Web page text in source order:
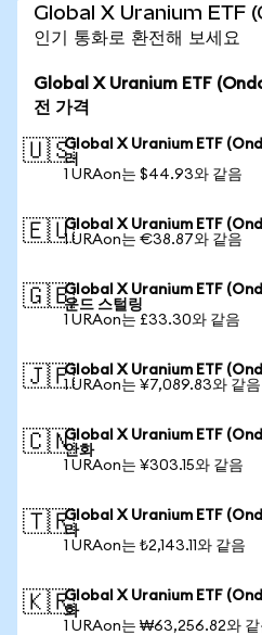
Global X Uranium ETF
인기 통화로 환전해 보세요
Global X Uranium ETF
전 가격
🇺🇸Global X Uranium ETF
러
1 URAon는 $44.93와 같음
🇪🇺Global X Uranium ETF
1 URAon는 €38.87와 같음
🇬🇧Global X Uranium ETF
운드 스털링
1 URAon는 £33.30와 같음
🇯🇵Global X Uranium ETF
1 URAon는 ¥7,089.83와 같음
🇨🇳Global X Uranium ETF
안화
1 URAon는 ¥303.15와 같음
🇹🇷Global X Uranium ETF
라
1 URAon는 ₺2,143.11와 같음
🇰🇷Global X Uranium ETF
화
1 URAon는 ₩63,256.82와 같